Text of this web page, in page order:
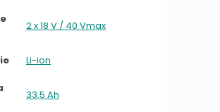
2 x 18 V / 40 Vmax
Li-ion
33,5 Ah